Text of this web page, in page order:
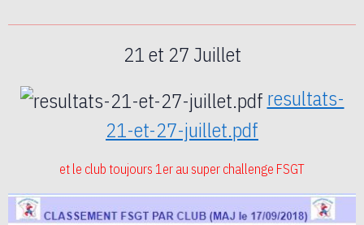
21 et 27 Juillet
resultats-
21-et-27-juillet.pdf
et le club toujours 1er au super challenge FSGT